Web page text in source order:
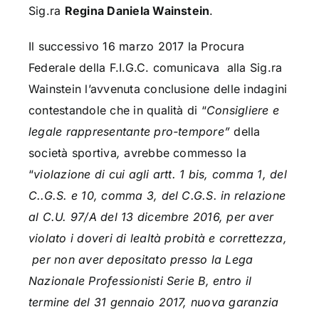
Sig.ra Regina Daniela Wainstein.
Il successivo 16 marzo 2017 la Procura
Federale della F.I.G.C. comunicava alla Sig.ra
Wainstein l’avvenuta conclusione delle indagini
contestandole che in qualità di “Consigliere e
legale rappresentante pro-tempore”della
società sportiva,avrebbe commesso la
“violazione di cui agli artt. 1 bis, comma 1, del
C..G.S. e 10, comma 3, del C.G.S. in relazione
al C.U. 97/A del 13 dicembre 2016, per aver
violato i doveri di lealtà probità e correttezza,
per non aver depositato presso la Lega
Nazionale Professionisti Serie B, entro il
termine del 31 gennaio 2017, nuova garanzia